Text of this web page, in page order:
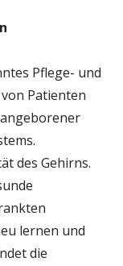
Pflege- und
Patienten
des Gehirns.
lernen und
die